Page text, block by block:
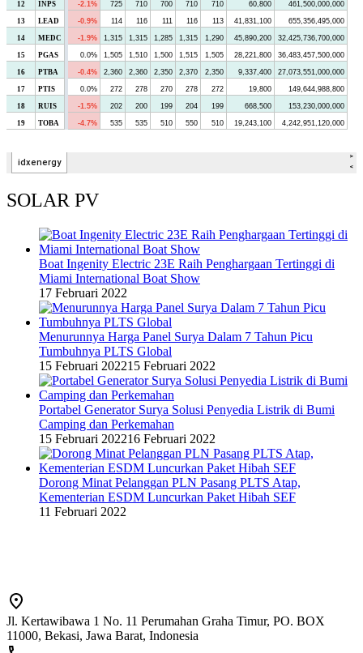
SOLAR PV
Boat Ingenity Electric 23E Raih Penghargaan Tertinggi di
Miami International Boat Show
17 Februari 2022
Menurunnya Harga Panel Surya Dalam 7 Tahun Picu
Tumbuhnya PLTS Global
15 Februari 202215 Februari 2022
Portabel Generator Surya Solusi Penyedia Listrik di Bumi
Camping dan Perkemahan
15 Februari 202216 Februari 2022
Dorong Minat Pelanggan PLN Pasang PLTS Atap,
Kementerian ESDM Luncurkan Paket Hibah SEF
11 Februari 2022
Jl. Kertawibawa 1 No. 11 Perumahan Graha Timur, PO. BOX
11000, Bekasi, Jawa Barat, Indonesia